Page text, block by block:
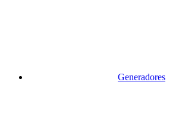
Generadores